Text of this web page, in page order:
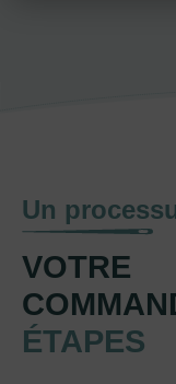
Un
VOTRE
ÉTAPES